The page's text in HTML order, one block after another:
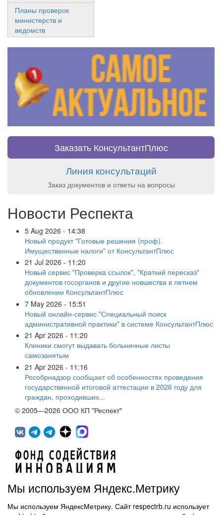
Планы проверок
министерств и
ведомств
Заказать КонсультантПлюс
Линия консультаций
Заказ документов и ответы на вопросы
Новости Респекта
5 Aug 2026 - 14:38
Новый продукт "Готовые решения (проф).
Имущественные налоги" от КонсультантПлюс
21 Jul 2026 - 11:20
Новый сервис "Проверка ссылок", "Краткий пересказ"
документов госорганов и другие новшества в летнем
обновлении КонсультантПлюс
7 May 2026 - 15:51
Новый онлайн-сервис "Специальный поиск
административной практики" в системе КонсультантПлюс
21 Apr 2026 - 11:20
Клиники смогут выдавать больничные листы
самозанятым
21 Apr 2026 - 11:16
Рособрнадзор сообщает об особенностях проведения
государственной итоговой аттестации в 2026 году для
граждан, проходивших...
© 2005—2026 ООО КП "Респект"
450071, г.Уфа, ул. 50 лет СССР, д.48 корп.1, офис 307
Мы используем Яндекс.Метрику
Мы используем ЯндексМетрику. Сайт respectrb.ru использует